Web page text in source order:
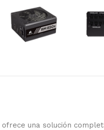
ofrece una solución